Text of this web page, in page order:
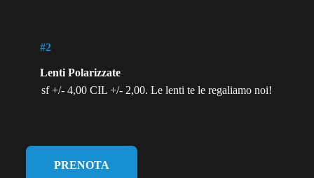
#2
Lenti Polarizzate
sf +/- 4,00 CIL +/- 2,00. Le lenti te le regaliamo noi!
PRENOTA